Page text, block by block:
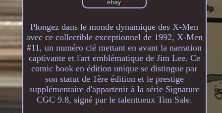
Plongez dans le monde dynamique des X-Men
avec ce collectible exceptionnel de 1992, X-Men
#11, un numéro clé mettant en avant la narration
captivante et l'art emblématique de Jim Lee. Ce
comic book en édition unique se distingue par
son statut de 1ère édition et le prestige
supplémentaire d'appartenir à la série Signature
CGC 9.8, signé par le talentueux Tim Sale.